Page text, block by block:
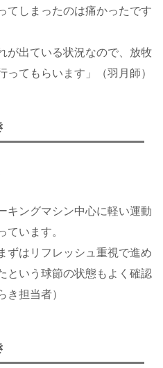
てしまったのは痛かったです
が出ている状況なので、放牧
てもらいます」（羽月師）
キングマシン中心に軽い運動
ています。
ずはリフレッシュ重視で進め
という球節の状態もよく確認
き担当者）